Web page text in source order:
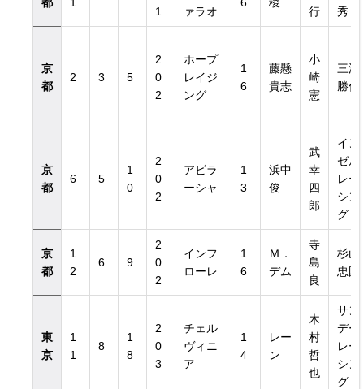
1 ァラオ 行 秀
京
都
2 3 5
2
0
2
ホープ
レイジ
ング
1
6
藤懸
貴志
小
崎
憲
三浦
勝仁
京
都
6 5
1
0
2
0
2
アビラ
ーシャ
1
3
浜中
俊
武
幸
四
郎
イン
ゼル
レー
シン
グ
京
都
1
2
6 9
2
0
2
インフ
ローレ
1
6
Ｍ．
デム
寺
島
良
杉山
忠国
東
京
1
1
8
1
8
2
0
3
チェル
ヴィニ
ア
1
4
レー
ン
木
村
哲
也
サン
デー
レー
シン
グ